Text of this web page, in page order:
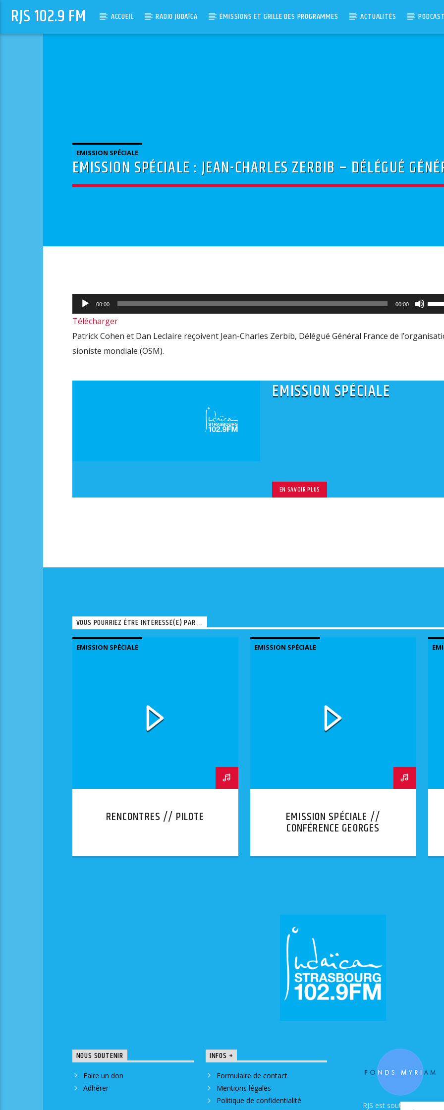
RJS 102.9 FM ACCUEIL RADIO JUDAÏCA ÉMISSIONS ET GRILLE DES PROGRAMMES ACTUALITÉS
EMISSION SPÉCIALE
EMISSION SPÉCIALE : JEAN-CHARLES ZERBIB – DÉLÉGUÉ
Lecteur
audio
00:00 00:00
les
Télécharger
Patrick Cohen et Dan Leclaire reçoivent Jean-Charles Zerbib, Délégué Général France de
sioniste mondiale (OSM).
EMISSION SPÉCIALE
EN SAVOIR PLUS
VOUS POURRIEZ ÊTRE INTÉRESSÉ(E) PAR ...
EMISSION SPÉCIALE
RENCONTRES // PILOTE
EMISSION SPÉCIALE
EMISSION SPÉCIALE //
CONFÉRENCE GEORGES
NOUS SOUTENIR
Faire un don
Adhérer
INFOS +
Formulaire de contact
Mentions légales
Politique de confidentialité
RJS est soutenue par le